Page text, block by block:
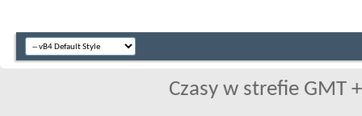
Czasy w strefie GMT